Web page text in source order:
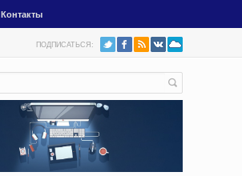
Контакты
ПОДПИСАТЬСЯ: